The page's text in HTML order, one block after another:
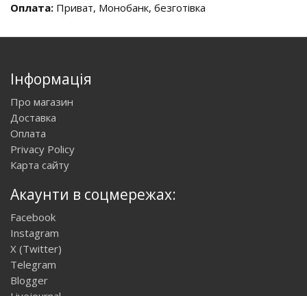
Оплата: Приват, Монобанк, безготівка
Інформація
Про магазин
Доставка
Оплата
Privacy Policy
Карта сайту
Акаунти в соцмережах:
Facebook
Instagram
X (Twitter)
Telegram
Blogger